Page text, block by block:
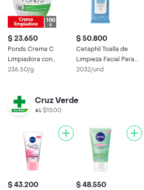
$ 23.650
Ponds Crema C
Limpiadora con
Extracto de Pepino
236.50/g
$ 50.800
Cetaphil Toalla de
Limpieza Facial Para
Piel Sensible
2032/und
Cruz Verde
$1500
$ 43.200
$ 48.550